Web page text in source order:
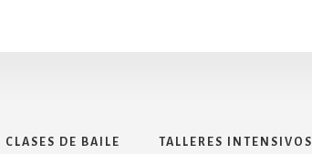
CLASES DE BAILE TALLERES INTENSIVOS